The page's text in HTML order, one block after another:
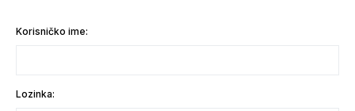
Korisničko ime:
Lozinka: